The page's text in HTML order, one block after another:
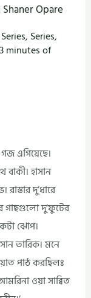
Opare
, Series,
3 minutes of
এগিয়েছে।
হাসান
দু’ধারে
গাছগুলো দু’ফুটের
ঝোপ।
তারিক। মনে
পাঠ করছিলঃ
ওয়া সাব্বিত